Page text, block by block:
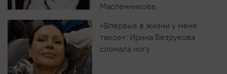
Масленникова
«Впервые в жизни у меня
такое»: Ирина Безрукова
сломала ногу